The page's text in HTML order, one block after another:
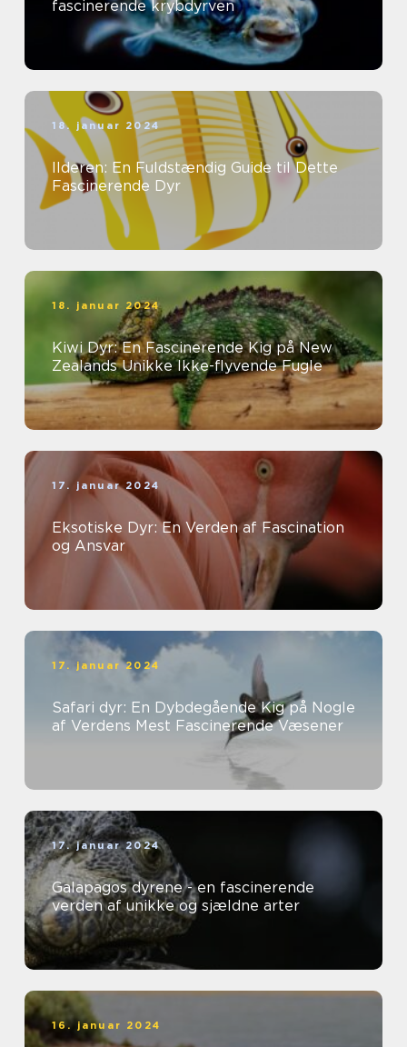
fascinerende krybdyrven
18. januar 2024
Ilderen: En Fuldstændig Guide til Dette
Fascinerende Dyr
18. januar 2024
Kiwi Dyr: En Fascinerende Kig på New
Zealands Unikke Ikke-flyvende Fugle
17. januar 2024
Eksotiske Dyr: En Verden af Fascination
og Ansvar
17. januar 2024
Safari dyr: En Dybdegående Kig på Nogle
af Verdens Mest Fascinerende Væsener
17. januar 2024
Galapagos dyrene - en fascinerende
verden af unikke og sjældne arter
16. januar 2024